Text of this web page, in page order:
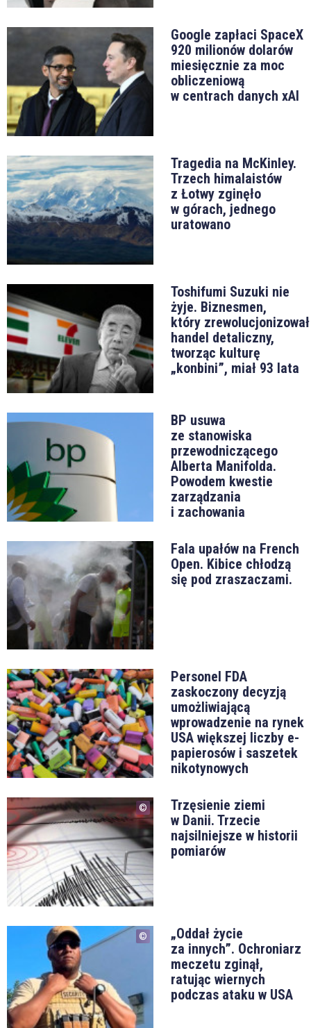
Google zapłaci SpaceX
920 milionów dolarów
miesięcznie za moc
obliczeniową
w centrach danych xAI
Tragedia na McKinley.
Trzech himalaistów
z Łotwy zginęło
w górach, jednego
uratowano
Toshifumi Suzuki nie
żyje. Biznesmen,
który zrewolucjonizował
handel detaliczny,
tworząc kulturę
„konbini”, miał 93 lata
BP usuwa
ze stanowiska
przewodniczącego
Alberta Manifolda.
Powodem kwestie
zarządzania
i zachowania
Fala upałów na French
Open. Kibice chłodzą
się pod zraszaczami.
Personel FDA
zaskoczony decyzją
umożliwiającą
wprowadzenie na rynek
USA większej liczby e-
papierosów i saszetek
nikotynowych
Trzęsienie ziemi
w Danii. Trzecie
najsilniejsze w historii
pomiarów
„Oddał życie
za innych”. Ochroniarz
meczetu zginął,
ratując wiernych
podczas ataku w USA